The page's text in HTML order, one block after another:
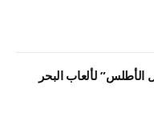
الأطلس” لألعاب البحر